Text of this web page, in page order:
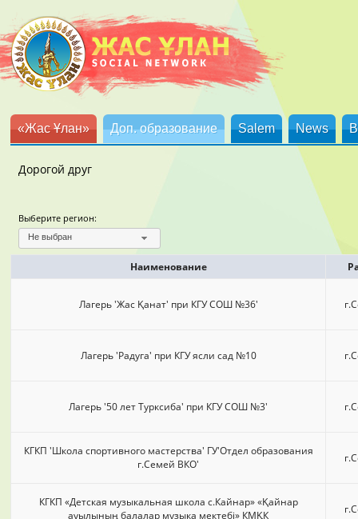
«Жас Ұлан» Доп. образование Salem News
Дорогой друг
Выберите регион:
Не выбран
Наименование
Лагерь 'Жас Қанат' при КГУ СОШ №36'
Лагерь 'Радуга' при КГУ ясли сад №10
Лагерь '50 лет Турксиба' при КГУ СОШ №3'
КГКП 'Школа спортивного мастерства' ГУ'Отдел образования
г.Семей ВКО'
КГКП «Детская музыкальная школа с.Кайнар» «Қайнар
ауылының балалар музыка мектебі» КМҚК